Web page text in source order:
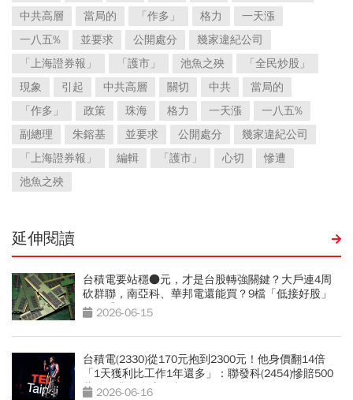
中共高層
當局的 「作多」 格力
一天漲
一八五%
並要求 公開處分
幾家違紀公司
「上海證券報」
「護市」 池魚之殃
「全民炒股」
現象
引起 中共高層 關切 中共
當局的
「作多」
政策 珠海 格力 一天漲
一八五%
副總理
朱鎔基 並要求 公開處分
幾家違紀公司
「上海證券報」
編輯 「護市」 心切
慘遭
池魚之殃
延伸閱讀
台積電要站穩●元，才是台股轉強關鍵？大戶連4周
砍群聯，南亞科、華邦電還能買？9檔「低接好股」
一次看
2026-06-15
台積電(2330)從170元抱到2300元！他身價翻14倍
「1天獲利比工作1年還多」：聯發科(2454)慘賠500
萬後，我學會這件事
2026-06-16